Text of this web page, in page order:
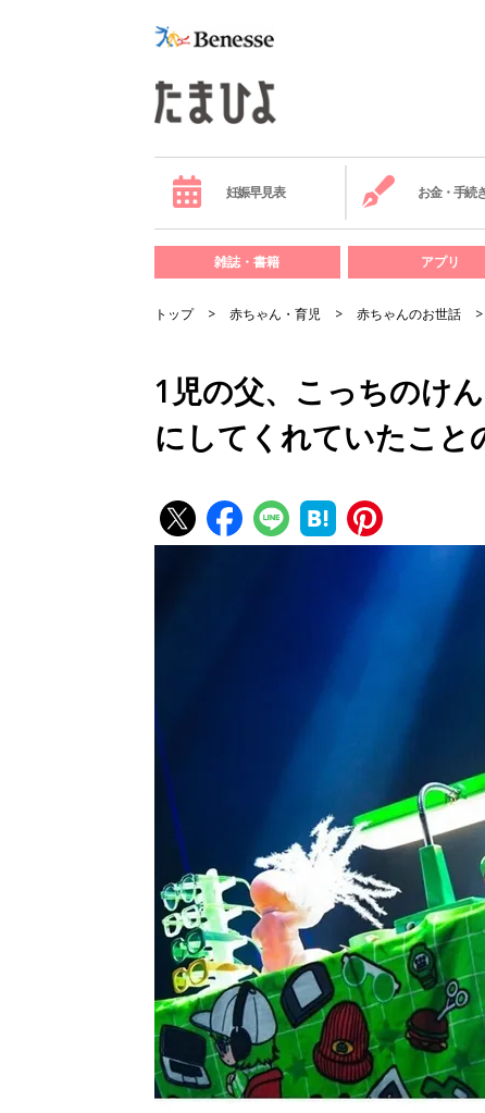
妊娠早見表 お金・手続
雑誌・書籍 アプリ
トップ 赤ちゃん・育児 赤ちゃんのお世話
1児の父、こっちのけ
にしてくれていたこと